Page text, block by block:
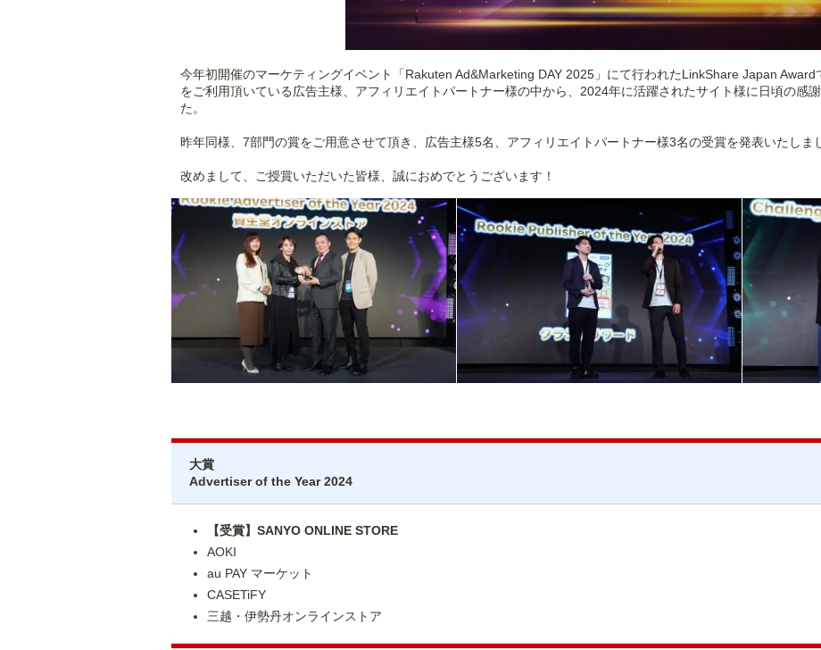
今年初開催のマーケティングイベント「Rakuten Ad&Marketing DAY 2025」にて行われたLinkShare Japan
をご利用頂いている広告主様、アフィリエイトパートナー様の中から、2024年に活躍されたサイト様に日頃の感
た。
昨年同様、7部門の賞をご用意させて頂き、広告主様5名、アフィリエイトパートナー様3名の受賞を発表いたしま
改めまして、ご授賞いただいた皆様、誠におめでとうございます！
大賞
Advertiser of the Year 2024
【受賞】SANYO ONLINE STORE
AOKI
au PAY マーケット
CASETiFY
三越・伊勢丹オンラインストア